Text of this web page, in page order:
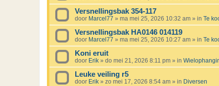
Versnellingsbak 354-117
door Marcel77 » ma mei 25, 2026 10:32 am » in Te
Versnellingsbak HA0146 014119
door Marcel77 » ma mei 25, 2026 10:27 am » in Te
Koni eruit
door Erik » do mei 21, 2026 8:11 pm » in
Leuke veiling r5
door Erik » zo mei 17, 2026 8:54 am » in Diversen